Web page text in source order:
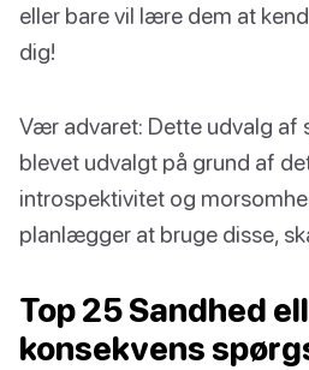
eller bare vil lære dem at
dig!
Vær advaret: Dette udvalg af
blevet udvalgt på grund af
introspektivitet og
planlægger at bruge disse,
Top 25 Sandhed
konsekvens